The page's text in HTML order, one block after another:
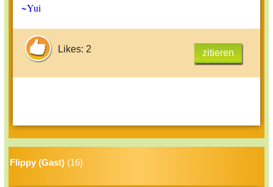
~Yui
Likes: 2 zitieren
Flippy (Gast) (16)